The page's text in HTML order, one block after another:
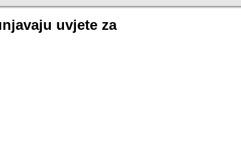
uvjete za